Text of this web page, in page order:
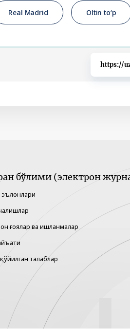
Real Madrid Oltin to‘p
https://
бўлими (электрон
ғоялар ва ишланмалар
талаблар